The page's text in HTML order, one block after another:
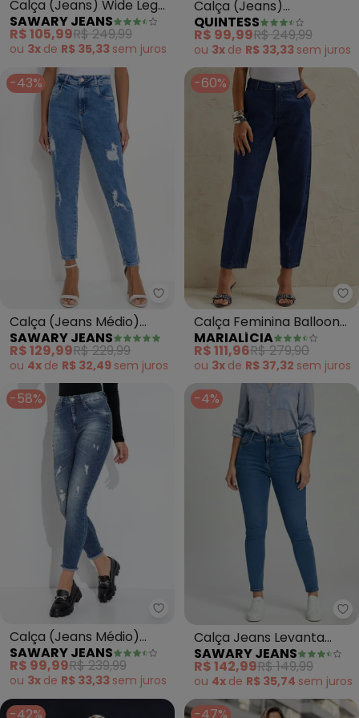
Calça (Jeans) Wide Leg
com Efeito Destroyed
Sawary
SAWARY JEANS
R$ 105,99R$ 249,99
ou 3x de R$ 35,33 sem juros
Calça (Jeans)
Genderless com Bolsos
Funcionais
QUINTESS
R$ 99,99R$ 249,99
ou 3x de R$ 33,33 sem juros
-43%
Sawary Jeans - Calça (Jeans
Calça (Jeans Médio)
Mom Jeans
SAWARY JEANS
R$ 129,99R$ 229,99
ou 4x de R$ 32,49 sem juros
-60%
Calça Feminina Balloon
Jeans (Azul)
MARIALÍCIA
R$ 111,96R$ 279,90
ou 3x de R$ 37,32 sem juros
-58%
Sawary Jeans - Calça (Jeans
Calça (Jeans Médio)
Levanta Bumbum
Cigarrete
SAWARY JEANS
R$ 99,99R$ 239,99
ou 3x de R$ 33,33 sem juros
-4%
Calça Jeans Levanta
Bumbum (Azul)
SAWARY JEANS
R$ 142,99R$ 149,99
ou 4x de R$ 35,74 sem juros